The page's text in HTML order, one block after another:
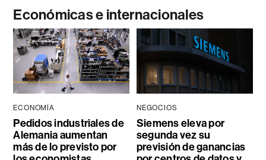
Económicas e internacionales
ECONOMÍA
Pedidos industriales de
Alemania aumentan
más de lo previsto por
NEGOCIOS
Siemens eleva por
segunda vez su
previsión de ganancias